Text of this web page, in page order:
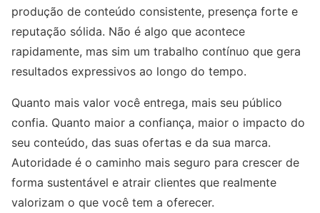
produção de conteúdo consistente, presença forte e
reputação sólida. Não é algo que acontece
rapidamente, mas sim um trabalho contínuo que gera
resultados expressivos ao longo do tempo.
Quanto mais valor você entrega, mais seu público
confia. Quanto maior a confiança, maior o impacto do
seu conteúdo, das suas ofertas e da sua marca.
Autoridade é o caminho mais seguro para crescer de
forma sustentável e atrair clientes que realmente
valorizam o que você tem a oferecer.